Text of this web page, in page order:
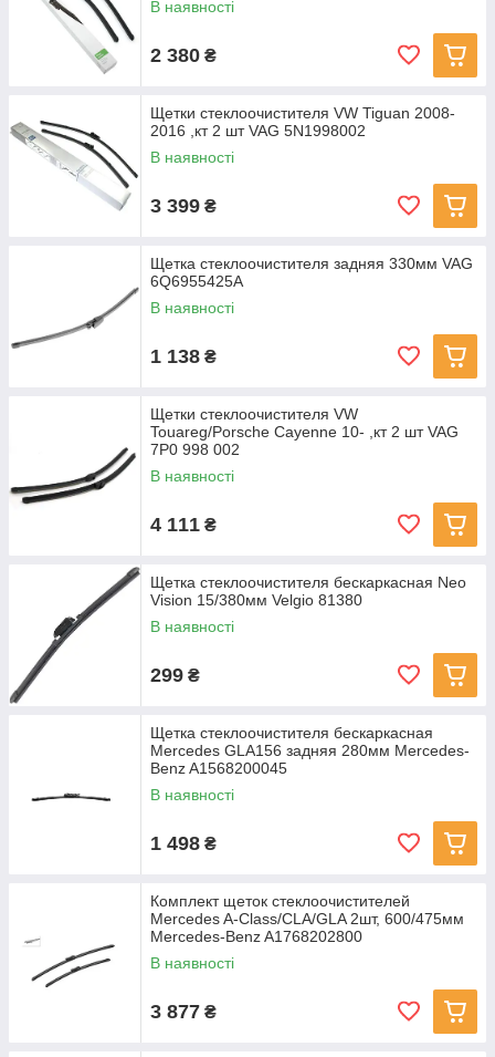
В наявності
2 380 ₴
Щетки стеклоочистителя VW Tiguan 2008-
2016 ,кт 2 шт VAG 5N1998002
В наявності
3 399 ₴
Щетка стеклоочистителя задняя 330мм VAG
6Q6955425A
В наявності
1 138 ₴
Щетки стеклоочистителя VW
Touareg/Porsche Cayenne 10- ,кт 2 шт VAG
7P0 998 002
В наявності
4 111 ₴
Щетка стеклоочистителя бескаркасная Neo
Vision 15/380мм Velgio 81380
В наявності
299 ₴
Щетка стеклоочистителя бескаркасная
Mercedes GLA156 задняя 280мм Mercedes-
Benz A1568200045
В наявності
1 498 ₴
Комплект щеток стеклоочистителей
Mercedes A-Class/CLA/GLA 2шт, 600/475мм
Mercedes-Benz A1768202800
В наявності
3 877 ₴